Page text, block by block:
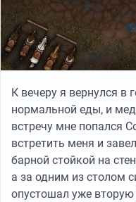
К вечеру я вернулся в
нормальной еды, и
встречу мне попался
встретить меня и
барной стойкой на
а за одним из столом
опустошал уже вторую